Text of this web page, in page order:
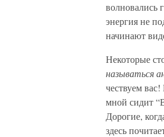
волновались
энергия не
начинают
Некоторые
называться
чествуем
мной сидит
Дорогие,
здесь